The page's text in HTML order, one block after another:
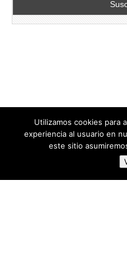
Diseñado por Centro
Utilizamos cookies para
experiencia al usuario en
este sitio